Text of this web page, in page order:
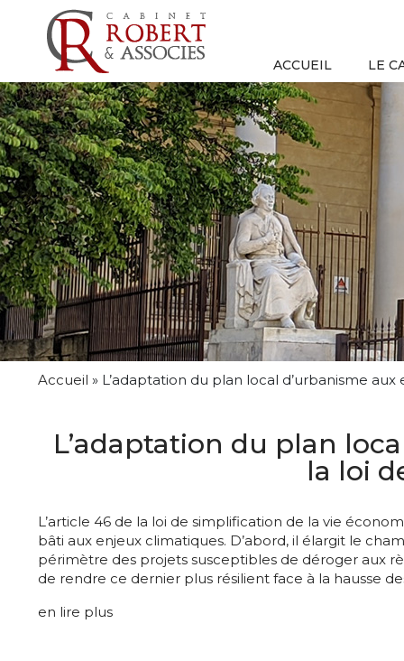
ACCUEIL LE
Accueil » L’adaptation du plan local d’urbanisme
L’adaptation du plan
la loi
L’article 46 de la loi de simplification de la vie
bâti aux enjeux climatiques. D’abord, il élargit le
périmètre des projets susceptibles de déroger aux
de rendre ce dernier plus résilient face à la hausse
en lire plus